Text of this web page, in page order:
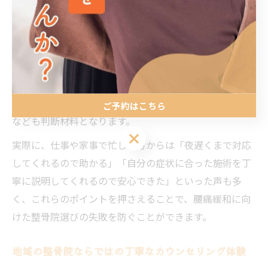
による施術が受けられるかどうかを確認しましょう。こ
れにより、安全で専門性の高いケアが期待できます。
次に、カウンセリングや施術内容が丁寧かつ分かりやす
いか、予約の取りやすさや通いやすい立地かなど、日常
生活に無理なく組み込める環境かをチェックすることも
大切です。院内の雰囲気やスタッフの対応、口コミ情報
なども判断材料となります。
実際に、仕事や家事で忙しい方からは「夜遅くまで対応
してくれるので助かる」「自分の症状に合った施術を丁
寧に説明してくれるので安心できた」といった声も多
く、これらのポイントを押さえることで、腰痛緩和に向
けた整骨院選びの失敗を防ぐことができます。
地域の整骨院ならではの丁寧なカウンセリング体験
ご予約はこちら
ご予約はこちら